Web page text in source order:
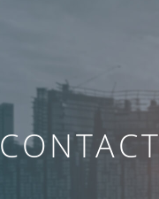
CONTACT